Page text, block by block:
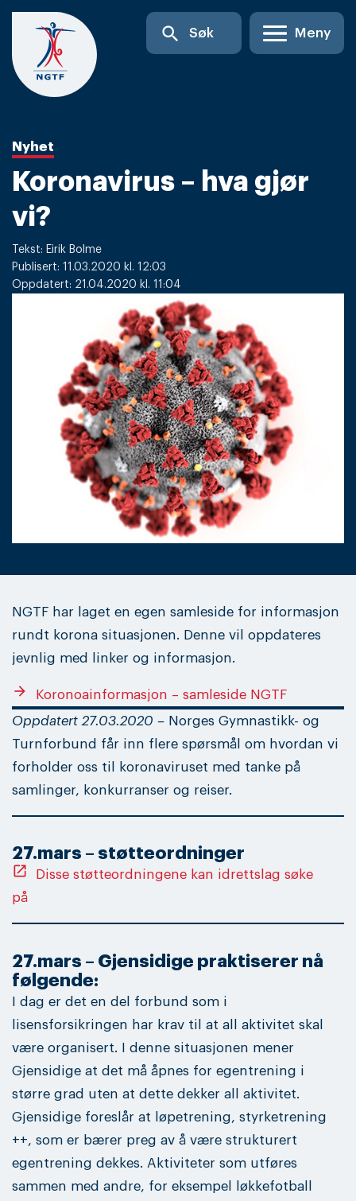
Skip
content
search Søk Meny
Nyhet
Koronavirus – hva gjør
vi?
Tekst: Eirik Bolme
Publisert: 11.03.2020 kl. 12:03
Oppdatert: 21.04.2020 kl. 11:04
NGTF har laget en egen samleside for informasjon
rundt korona situasjonen. Denne vil oppdateres
jevnlig med linker og informasjon.
arrow_forward
Koronoainformasjon – samleside NGTF
Oppdatert 27.03.2020 – Norges Gymnastikk- og
Turnforbund får inn flere spørsmål om hvordan vi
forholder oss til koronaviruset med tanke på
samlinger, konkurranser og reiser.
27.mars – støtteordninger
open_in_new
Disse støtteordningene kan idrettslag søke
på
27.mars – Gjensidige praktiserer nå
følgende:
I dag er det en del forbund som i
lisensforsikringen har krav til at all aktivitet skal
være organisert. I denne situasjonen mener
Gjensidige at det må åpnes for egentrening i
større grad uten at dette dekker all aktivitet.
Gjensidige foreslår at løpetrening, styrketrening
++, som er bærer preg av å være strukturert
egentrening dekkes. Aktiviteter som utføres
sammen med andre, for eksempel løkkefotball